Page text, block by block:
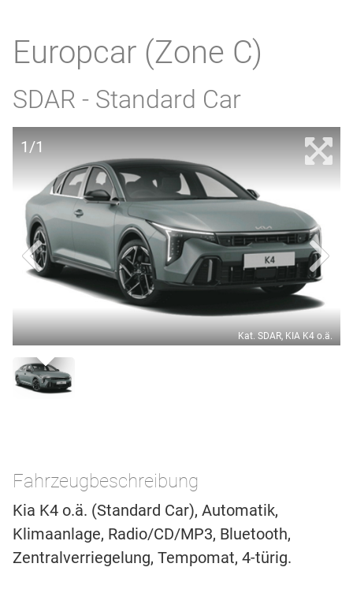
Europcar (Zone C)
SDAR - Standard Car
1/1
Kat. SDAR, KIA K4 o.ä.
Fahrzeugbeschreibung
Kia K4 o.ä. (Standard Car), Automatik,
Klimaanlage, Radio/CD/MP3, Bluetooth,
Zentralverriegelung, Tempomat, 4-türig.